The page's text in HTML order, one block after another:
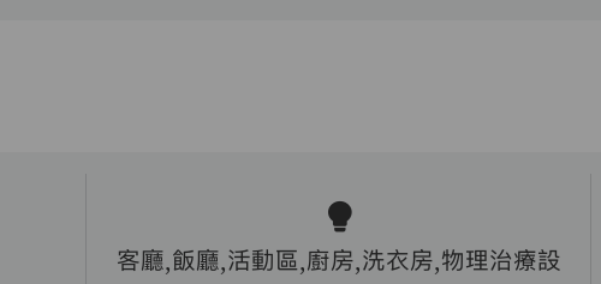
客廳,飯廳,活動區,廚房,洗衣房,物理治療設